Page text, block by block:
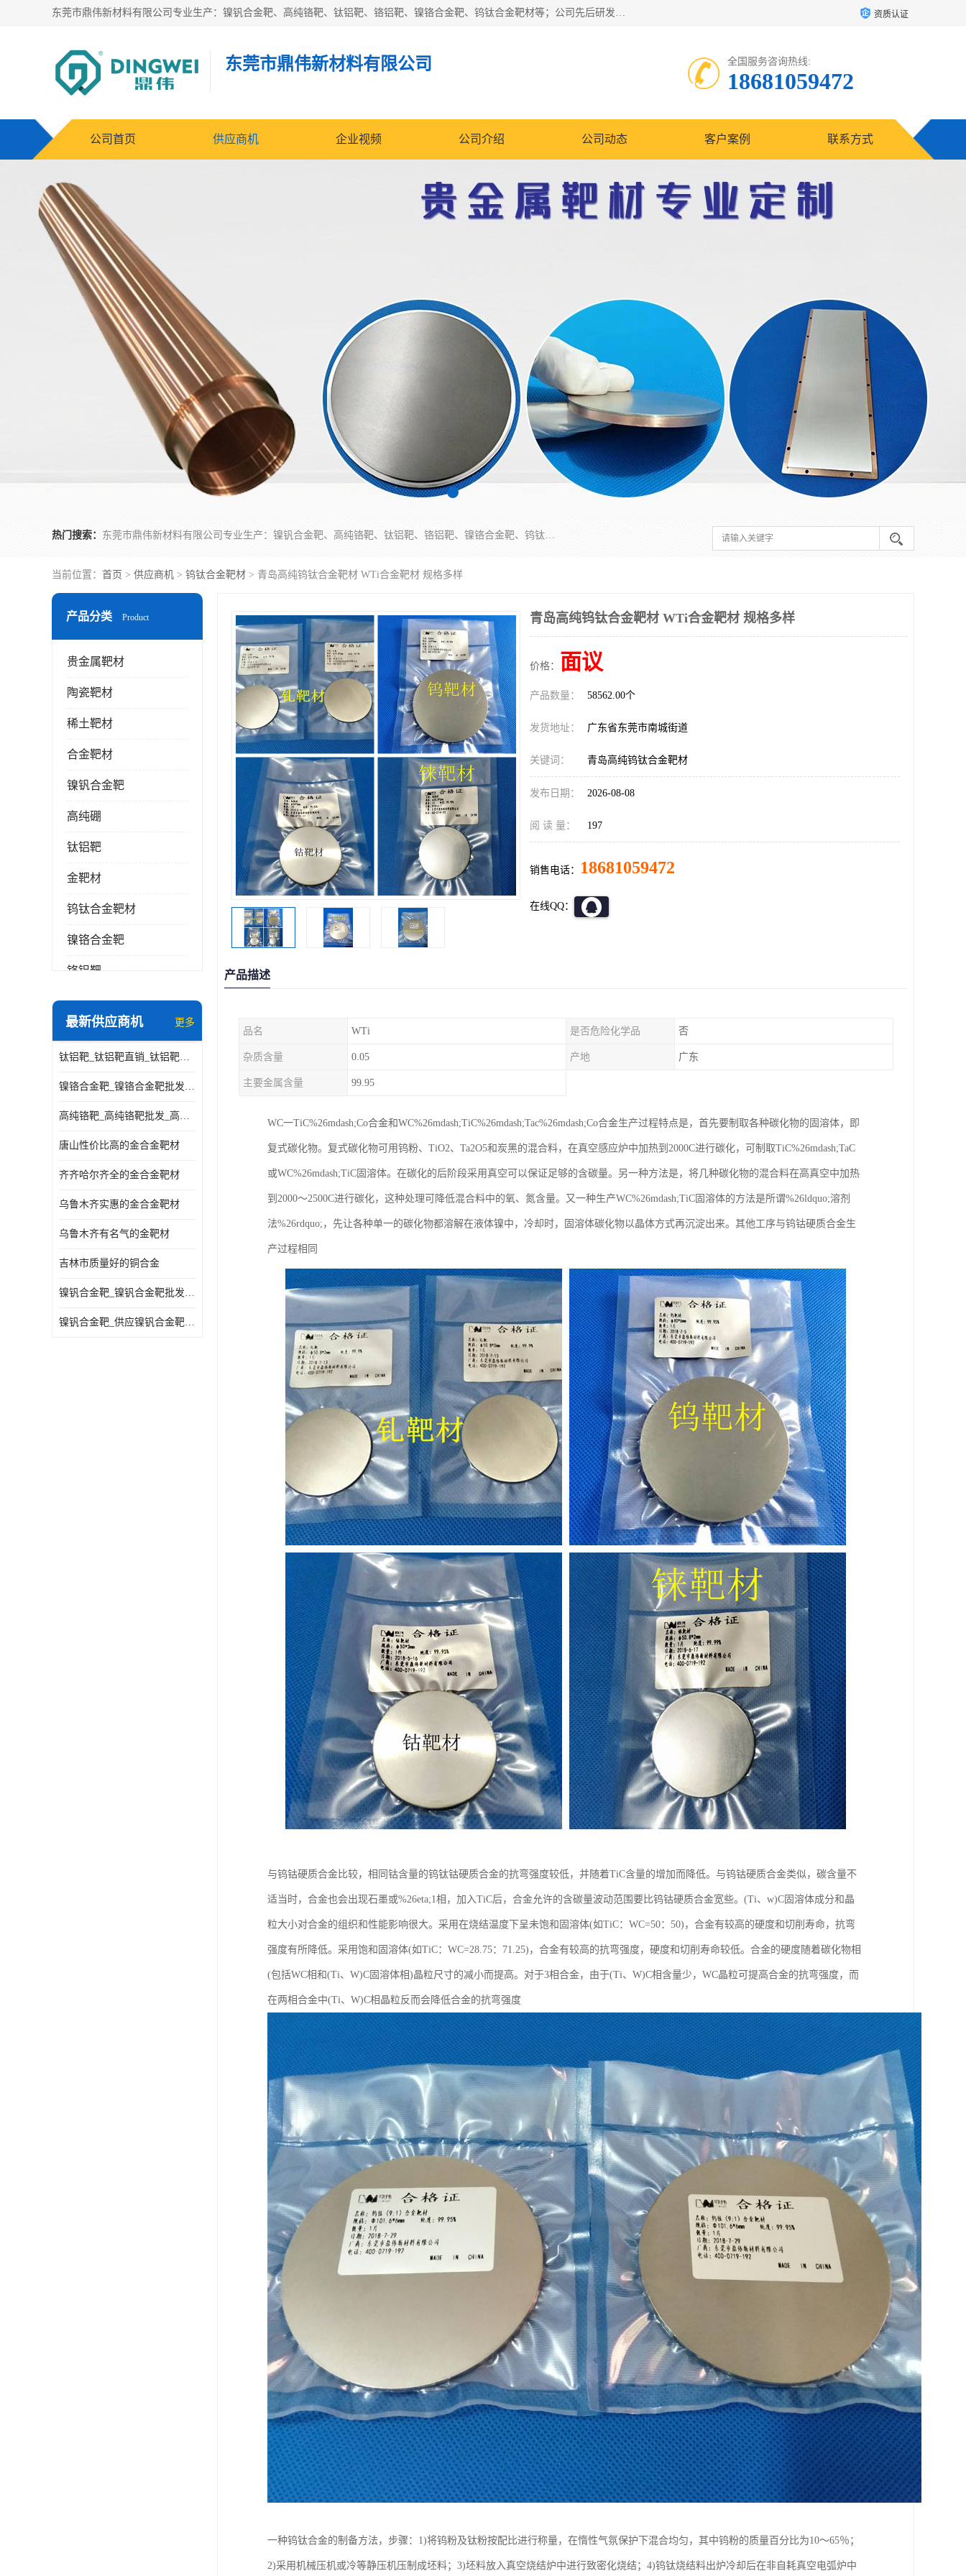
东莞市鼎伟新材料有限公司专业生产：镍钒合金靶、高纯铬靶、钛铝靶、铬铝靶、镍铬合金靶、钨钛合金靶材等；公司先后研发的蒸发材料、溅射靶材系列产品广泛应用到国内外众多知名电子、太阳能企业当中，以较高的性价比，成功发替代了国外进口产品，颇受用户好评。 资质认证
东莞市鼎伟新材料有限公司 全国服务咨询热线:
18681059472
公司首页 供应商机 企业视频 公司介绍 公司动态 客户案例 联系方式
热门搜索： 东莞市鼎伟新材料有限公司专业生产：镍钒合金靶、高纯铬靶、钛铝靶、铬铝靶、镍铬合金靶、钨钛合金靶材等；公司先后研发的蒸发材料、溅射靶材系列产品广泛应用到国内外众多知名电子、太阳能企业当中，以较高的性价比，成功发替代了国外进口产品，颇受用户好评。
当前位置： 首页 > 供应商机 > 钨钛合金靶材 > 青岛高纯钨钛合金靶材 WTi合金靶材 规格多样
产品分类 Product
贵金属靶材
陶瓷靶材
稀土靶材
合金靶材
镍钒合金靶
高纯硼
钛铝靶
金靶材
钨钛合金靶材
镍铬合金靶
铬铝靶
三氧化铝靶材
铬靶材
镧靶材
最新供应商机 更多
钛铝靶_钛铝靶直销_钛铝靶供应商
镍铬合金靶_镍铬合金靶批发_镍铬合金靶供应商
高纯铬靶_高纯铬靶批发_高纯铬靶厂家
唐山性价比高的金合金靶材
齐齐哈尔齐全的金合金靶材
乌鲁木齐实惠的金合金靶材
乌鲁木齐有名气的金靶材
吉林市质量好的铜合金
镍钒合金靶_镍钒合金靶批发_镍钒合金靶供应商
镍钒合金靶_供应镍钒合金靶_镍钒合金靶厂家
青岛高纯钨钛合金靶材 WTi合金靶材 规格多样
价格： 面议
产品数量： 58562.00个
发货地址： 广东省东莞市南城街道
关键词： 青岛高纯钨钛合金靶材
发布日期： 2026-08-08
阅 读 量： 197
销售电话： 18681059472
在线QQ：
产品描述
品名 WTi 是否危险化学品 否
杂质含量 0.05 产地 广东
主要金属含量 99.95
WC一TiC%26mdash;Co合金和WC%26mdash;TiC%26mdash;Tac%26mdash;Co合金生产过程特点是，首先要制取各种碳化物的固溶体，即
复式碳化物。复式碳化物可用钨粉、TiO2、Ta2O5和炭黑的混合料，在真空感应炉中加热到2000C进行碳化，可制取TiC%26mdash;TaC
或WC%26mdash;TiC固溶体。在碳化的后阶段采用真空可以保证足够的含碳量。另一种方法是，将几种碳化物的混合料在高真空中加热
到2000～2500C进行碳化，这种处理可降低混合料中的氧、氮含量。又一种生产WC%26mdash;TiC固溶体的方法是所谓%26ldquo;溶剂
法%26rdquo;，先让各种单一的碳化物都溶解在液体镍中，冷却时，固溶体碳化物以晶体方式再沉淀出来。其他工序与钨钴硬质合金生
产过程相同
与钨钴硬质合金比较，相同钴含量的钨钛钴硬质合金的抗弯强度较低，并随着TiC含量的增加而降低。与钨钴硬质合金类似，碳含量不
适当时，合金也会出现石墨或%26eta;1相，加入TiC后，合金允许的含碳量波动范围要比钨钴硬质合金宽些。(Ti、w)C固溶体成分和晶
粒大小对合金的组织和性能影响很大。采用在烧结温度下呈未饱和固溶体(如TiC：WC=50：50)，合金有较高的硬度和切削寿命，抗弯
强度有所降低。采用饱和固溶体(如TiC：WC=28.75：71.25)，合金有较高的抗弯强度，硬度和切削寿命较低。合金的硬度随着碳化物相
(包括WC相和(Ti、W)C固溶体相)晶粒尺寸的减小而提高。对于3相合金，由于(Ti、W)C相含量少，WC晶粒可提高合金的抗弯强度，而
在两相合金中(Ti、W)C相晶粒反而会降低合金的抗弯强度
一种钨钛合金的制备方法，步骤：1)将钨粉及钛粉按配比进行称量，在惰性气氛保护下混合均匀，其中钨粉的质量百分比为10～65％；
2)采用机械压机或冷等静压机压制成坯料；3)坯料放入真空烧结炉中进行致密化烧结；4)钨钛烧结料出炉冷却后在非自耗真空电弧炉中